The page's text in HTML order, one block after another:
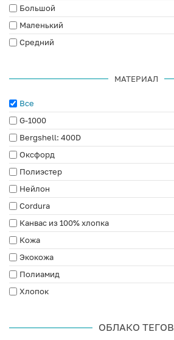
Большой
Маленький
Средний
МАТЕРИАЛ
Все
G-1000
Bergshell: 400D
Оксфорд
Полиэстер
Нейлон
Cordura
Канвас из 100% хлопка
Кожа
Экокожа
Полиамид
Хлопок
ОБЛАКО ТЕГОВ